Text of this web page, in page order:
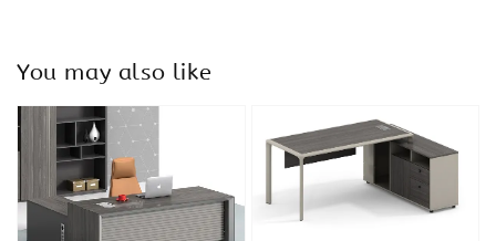
You may also like